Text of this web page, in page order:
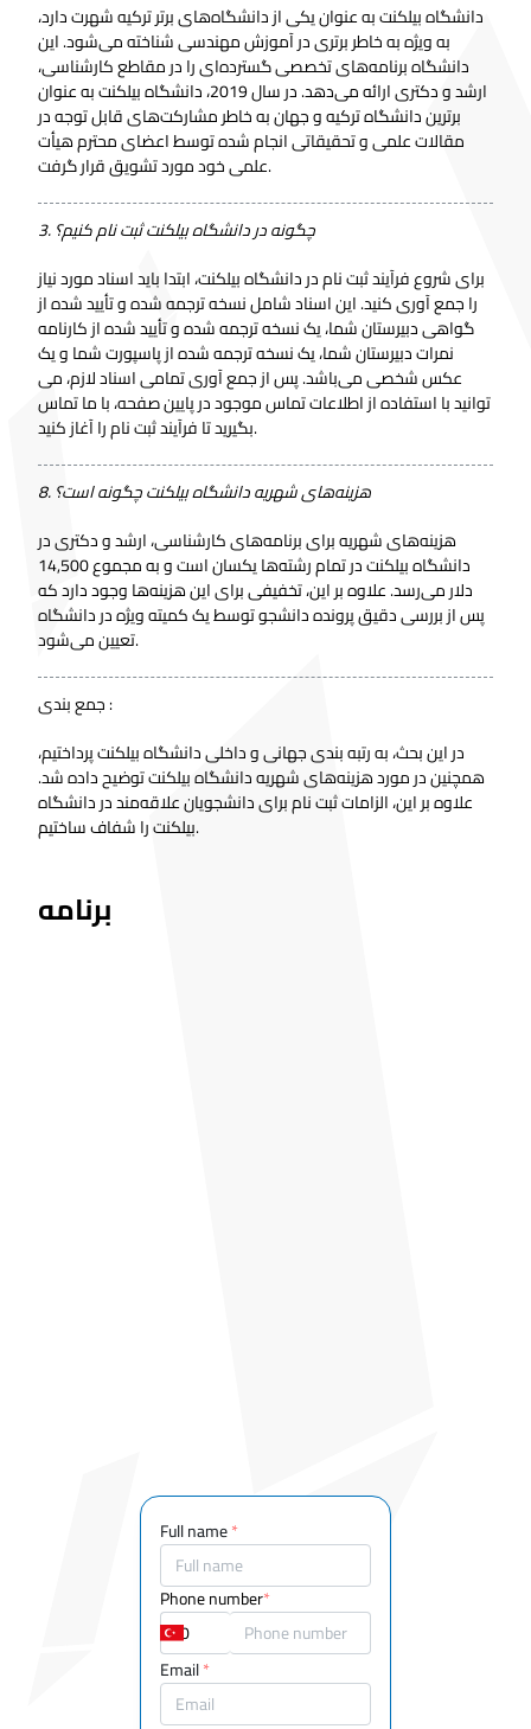
دانشگاه بیلکنت به عنوان یکی از دانشگاه‌های برتر ترکیه شهرت دارد،
به ویژه به خاطر برتری در آموزش مهندسی شناخته می‌شود. این
دانشگاه برنامه‌های تخصصی گسترده‌ای را در مقاطع کارشناسی،
ارشد و دکتری ارائه می‌دهد. در سال 2019، دانشگاه بیلکنت به عنوان
برترین دانشگاه ترکیه و جهان به خاطر مشارکت‌های قابل توجه در
مقالات علمی و تحقیقاتی انجام شده توسط اعضای محترم هیأت
علمی خود مورد تشویق قرار گرفت.
3. چگونه در دانشگاه بیلکنت ثبت نام کنیم؟
برای شروع فرآیند ثبت نام در دانشگاه بیلکنت، ابتدا باید اسناد مورد نیاز
را جمع آوری کنید. این اسناد شامل نسخه ترجمه شده و تأیید شده از
گواهی دبیرستان شما، یک نسخه ترجمه شده و تأیید شده از کارنامه
نمرات دبیرستان شما، یک نسخه ترجمه شده از پاسپورت شما و یک
عکس شخصی می‌باشد. پس از جمع آوری تمامی اسناد لازم، می
توانید با استفاده از اطلاعات تماس موجود در پایین صفحه، با ما تماس
بگیرید تا فرآیند ثبت نام را آغاز کنید.
8. هزینه‌های شهریه دانشگاه بیلکنت چگونه است؟
هزینه‌های شهریه برای برنامه‌های کارشناسی، ارشد و دکتری در
دانشگاه بیلکنت در تمام رشته‌ها یکسان است و به مجموع 14,500
دلار می‌رسد. علاوه بر این، تخفیفی برای این هزینه‌ها وجود دارد که
پس از بررسی دقیق پرونده دانشجو توسط یک کمیته ویژه در دانشگاه
تعیین می‌شود.
جمع بندی :
در این بحث، به رتبه بندی جهانی و داخلی دانشگاه بیلکنت پرداختیم،
همچنین در مورد هزینه‌های شهریه دانشگاه بیلکنت توضیح داده شد.
علاوه بر این، الزامات ثبت نام برای دانشجویان علاقه‌مند در دانشگاه
بیلکنت را شفاف ساختیم.
برنامه
Full name*
Phone number*
Email*